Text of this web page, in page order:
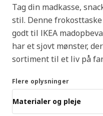
Tag din madkasse,
stil. Denne
godt til IKEA
har et sjovt mønster,
sortiment til et liv på
Flere oplysninger
Materialer og pleje